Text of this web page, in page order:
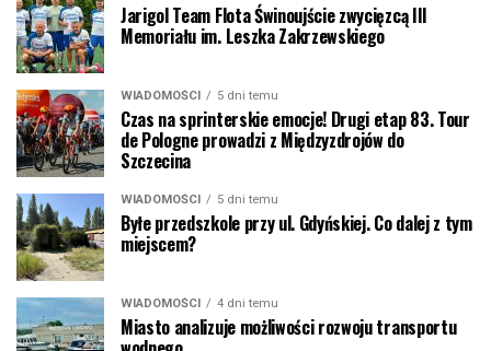
Jarigol Team Flota Świnoujście zwycięzcą III
Memoriału im. Leszka Zakrzewskiego
WIADOMOŚCI 5 dni temu
Czas na sprinterskie emocje! Drugi etap 83. Tour
de Pologne prowadzi z Międzyzdrojów do
Szczecina
WIADOMOŚCI 5 dni temu
Byłe przedszkole przy ul. Gdyńskiej. Co dalej z tym
miejscem?
WIADOMOŚCI 4 dni temu
Miasto analizuje możliwości rozwoju transportu